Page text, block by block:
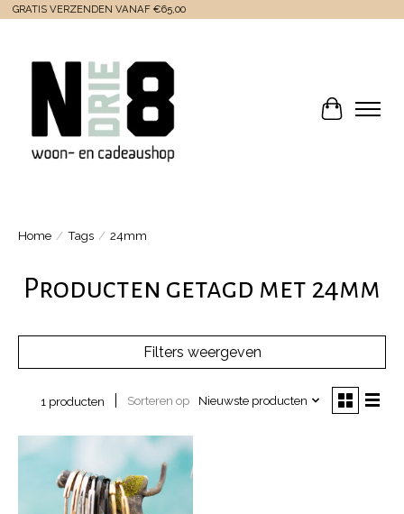
GRATIS VERZENDEN VANAF €65,00
Home / Tags / 24mm
Producten getagd met 24mm
Filters weergeven
1 producten Sorteren op Nieuwste producten